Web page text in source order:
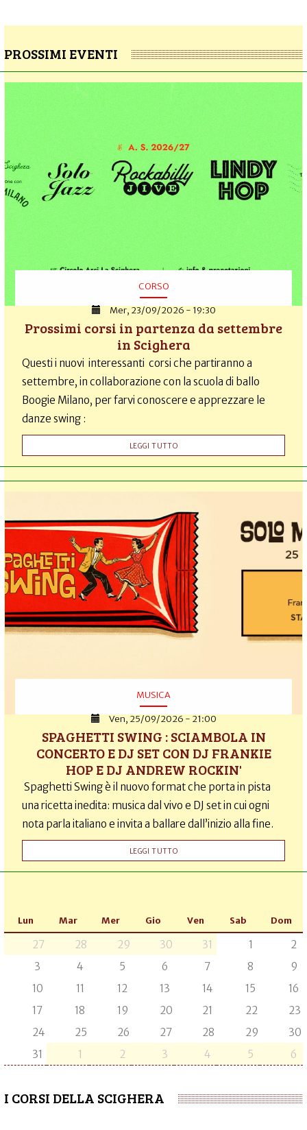
PROSSIMI EVENTI
CORSO
Mer, 23/09/2026 - 19:30
Prossimi corsi in partenza da settembre
in Scighera
Questi i nuovi interessanti corsi che partiranno a
settembre, in collaborazione con la scuola di ballo
Boogie Milano, per farvi conoscere e apprezzare le
danze swing :
LEGGI TUTTO
MUSICA
Ven, 25/09/2026 - 21:00
SPAGHETTI SWING : SCIAMBOLA IN
CONCERTO E DJ SET CON DJ FRANKIE
HOP E DJ ANDREW ROCKIN'
Spaghetti Swing è il nuovo format che porta in pista
una ricetta inedita: musica dal vivo e DJ set in cui ogni
nota parla italiano e invita a ballare dall’inizio alla fine.
LEGGI TUTTO
Lun Mar Mer Gio Ven Sab Dom
27 28 29 30 31 1
2
3
4 5 6 7 8
9
10
11 12 13 14 15
16
17
18 19 20 21 22
23
24
25 26 27 28 29
30
31
1 2 3 4 5 6
I CORSI DELLA SCIGHERA